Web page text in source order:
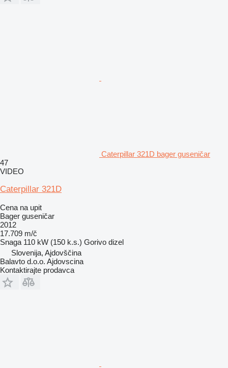
Caterpillar 321D bager guseničar
47
VIDEO
Caterpillar 321D
Cena na upit
Bager guseničar
2012
17.709 m/č
Snaga 110 kW (150 k.s.) Gorivo dizel
Slovenija, Ajdovščina
Balavto d.o.o. Ajdovscina
Kontaktirajte prodavca